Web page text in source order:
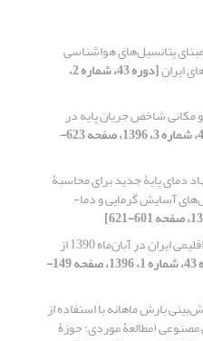
پتانسیل‌های هواشناسی
ایران [دوره 43، شماره 2،
مکانی شاخص جریان پایه در
[دوره 43، شماره 3، 1396، صفحه 623-
دمای پایۀ جدید برای محاسبۀ
آسایش گرمایی و دما-
بررسی بی هنجاری اقلیمی ایران در آبان‌ماه 1390 از
[دوره 43، شماره 1، 1396، صفحه 149-
بارش ماهانه با استفاده از
مصنوعی (مطالعۀ موردی: حوزۀ